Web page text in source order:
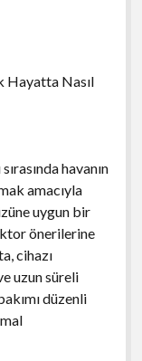
Hayatta Nasıl
havanın
amacıyla
uygun bir
önerilerine
cihazı
uzun süreli
düzenli